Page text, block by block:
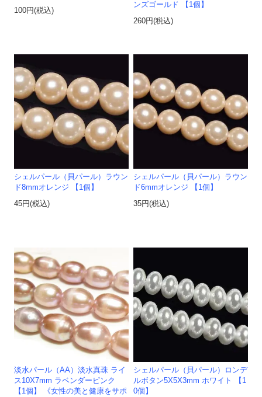
100円(税込)
ンズゴールド 【1個】
260円(税込)
シェルパール（貝パール）ラウン
ド8mmオレンジ 【1個】
45円(税込)
シェルパール（貝パール）ラウン
ド6mmオレンジ 【1個】
35円(税込)
淡水パール（AA）淡水真珠 ライ
ス10X7mm ラベンダーピンク
【1個】 《女性の美と健康をサポ
シェルパール（貝パール）ロンデ
ルボタン5X5X3mm ホワイト 【1
0個】